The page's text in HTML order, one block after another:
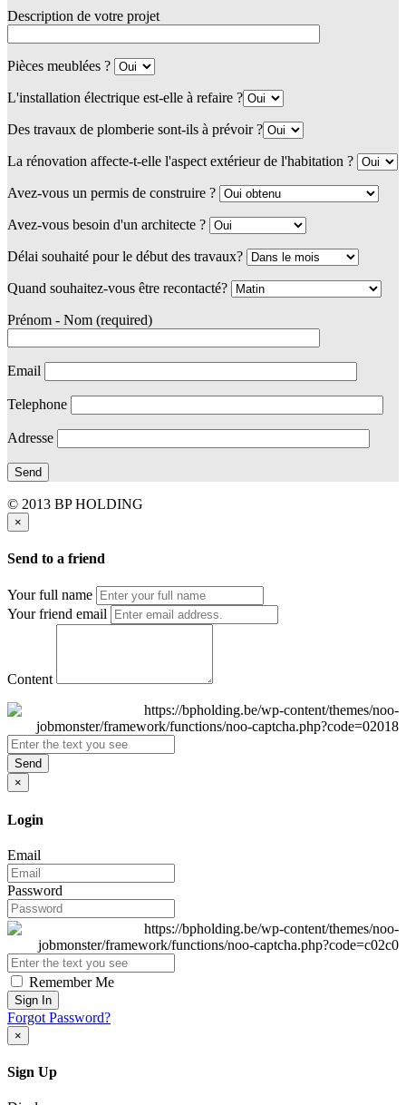
Description de votre projet
Pièces meublées ?
L'installation électrique est-elle à refaire ?
Des travaux de plomberie sont-ils à prévoir ?
La rénovation affecte-t-elle l'aspect extérieur de l'habitation ?
Avez-vous un permis de construire ?
Avez-vous besoin d'un architecte ?
Délai souhaité pour le début des travaux?
Quand souhaitez-vous être recontacté?
Prénom - Nom (required)
Email
Telephone
Adresse
© 2013 BP HOLDING
×
Send to a friend
Your full name
Your friend email
Content
Send
×
Login
Email
Password
Remember Me
Sign In
Forgot Password?
×
Sign Up